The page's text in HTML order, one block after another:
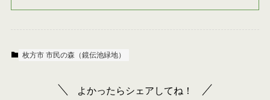
枚方市 市民の森（鏡伝池緑地）
よかったらシェアしてね！